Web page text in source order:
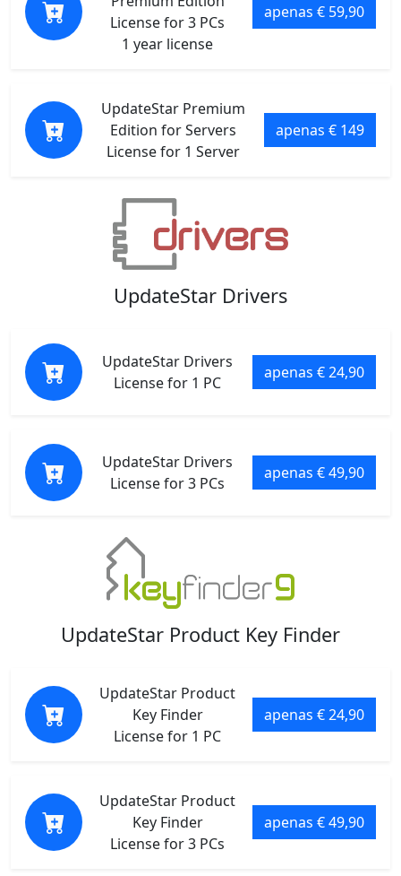
License for 3 PCs
1 year license
apenas € 59,90
UpdateStar Premium
Edition for Servers
License for 1 Server
apenas € 149
UpdateStar Drivers
UpdateStar Drivers
License for 1 PC
apenas € 24,90
UpdateStar Drivers
License for 3 PCs
apenas € 49,90
UpdateStar Product Key Finder
UpdateStar Product
Key Finder
License for 1 PC
apenas € 24,90
UpdateStar Product
Key Finder
License for 3 PCs
apenas € 49,90